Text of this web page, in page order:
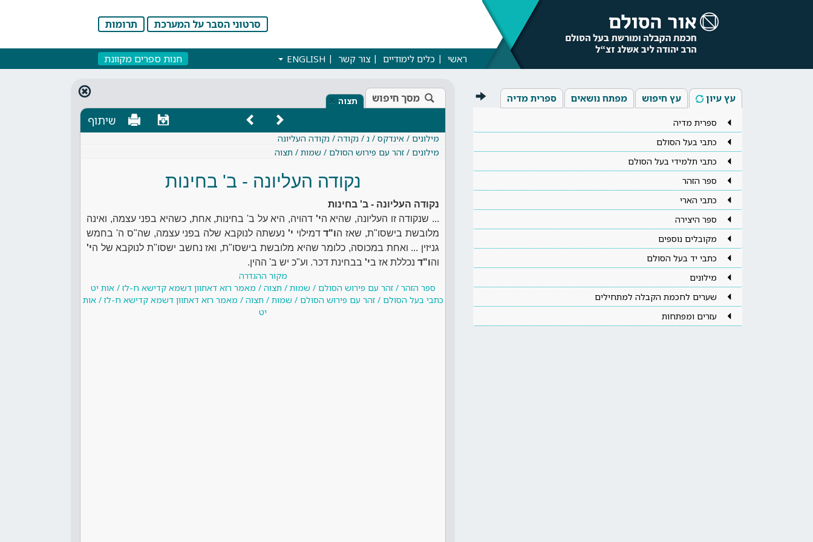
סרטוני הסבר על המערכת תרומות
ראשי כלים לימודיים צור קשר ENGLISH חנות ספרים מקוונת
עץ עיון עץ חיפוש מפתח נושאים ספרית מדיה
ספרית מדיה
כתבי בעל הסולם
כתבי תלמידי בעל הסולם
ספר הזהר
כתבי הארי
ספר היצירה
מקובלים נוספים
כתבי יד בעל הסולם
מילונים
שערים לחכמת הקבלה למתחילים
עזרים ומפתחות
מסך חיפוש תצוה ×
שיתוף
מילונים / אינדקס / נ / נקודה / נקודה העליונה
מילונים / זהר עם פירוש הסולם / שמות / תצוה
נקודה העליונה - ב' בחינות
נקודה העליונה - ב' בחינות
... שנקודה זו העליונה, שהיא הי' דהויה, היא על ב' בחינות, אחת, כשהיא בפני עצמה, ואינה
מלובשת בישסו"ת, שאז הו"דדמילוי י' נעשתה לנוקבא שלה בפני עצמה, שה"ס ה' בחמש
גניזין ... ואחת במכוסה, כלומר שהיא מלובשת בישסו"ת, ואז נחשב ישסו"ת לנוקבא של הי'
והו"ד נכללת אז בי' בבחינת דכר. וע"כ יש ב' ההין.
מקור ההגדרה
ספר הזהר / זהר עם פירוש הסולם / שמות / תצוה / מאמר רזא דאתוון דשמא קדישא ח-לז / אות יט
כתבי בעל הסולם / זהר עם פירוש הסולם / שמות / תצוה / מאמר רזא דאתוון דשמא קדישא ח-לז / אות
יט